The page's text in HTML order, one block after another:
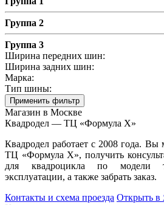
Группа 2
Группа 3
Ширина передних шин:
Ширина задних шин:
Марка:
Тип шины:
Применить фильтр
Магазин в Москве
Квадродел — ТЦ «Формула Х»
Квадродел работает с 2008 года. Вы
ТЦ «Формула Х», получить
для квадроцикла по модели
эксплуатации, а также забрать заказ.
Контакты и схема проезда Открыть в